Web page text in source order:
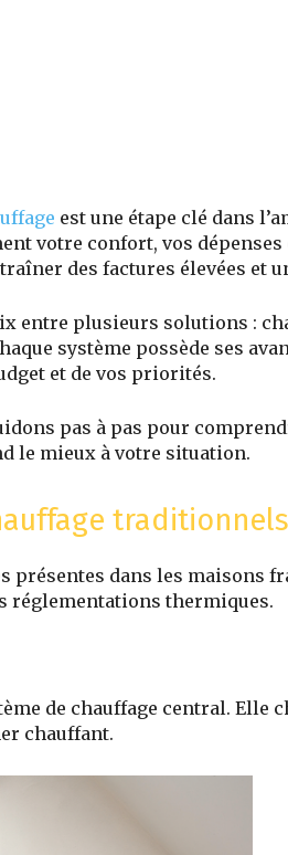
est une étape clé dans
votre confort, vos
des factures élevées et
entre plusieurs solutions :
système possède ses
et de vos priorités.
pas à pas pour
le mieux à votre situation.
présentes dans les maisons
réglementations thermiques.
de chauffage central. Elle
chauffant.